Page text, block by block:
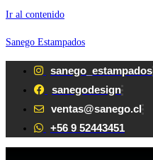
Ir al contenido
Sanego Estampados
sanego_estampados
sanegodesign
ventas@sanego.cl
+56 9 52443451